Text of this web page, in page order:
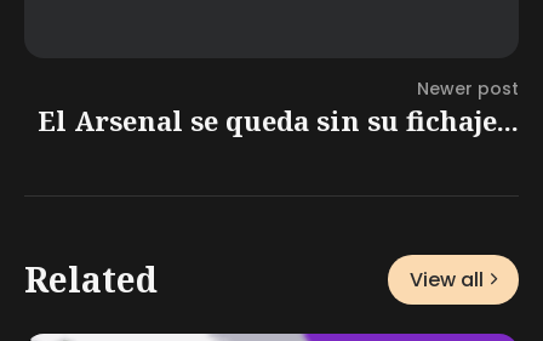
Newer post
El Arsenal se queda sin su fichaje...
Related View all